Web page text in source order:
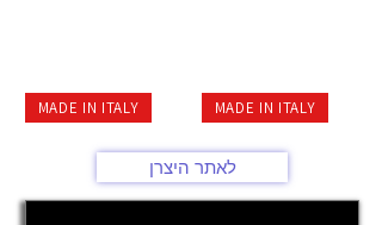
MADE IN ITALY
לאתר היצרן
MADE IN ITALY